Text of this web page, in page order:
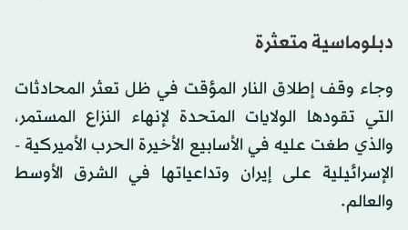
دبلوماسية متعثرة
وجاء وقف إطلاق النار المؤقت في ظل تعثر المحادثات
التي تقودها الولايات المتحدة لإنهاء النزاع المستمر،
والذي طغت عليه في الأسابيع الأخيرة الحرب الأميركية -
الإسرائيلية على إيران وتداعياتها في الشرق الأوسط
والعالم.